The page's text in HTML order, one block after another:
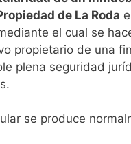
de La Roda
el cual se
propietario de una
plena seguridad
se produce